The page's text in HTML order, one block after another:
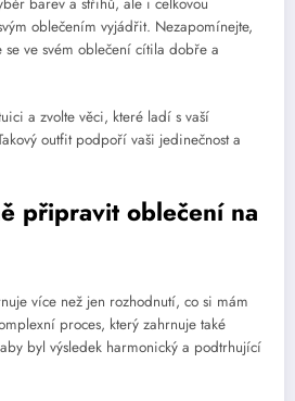
barev a střihů, ale i celkovou
oblečením vyjádřit. Nezapomínejte,
se ve svém oblečení cítila dobře a
a zvolte věci, které ladí s vaší
outfit podpoří vaši jedinečnost a
připravit oblečení na
více než jen rozhodnutí, co si mám
proces, který zahrnuje také
byl výsledek harmonický a podtrhující